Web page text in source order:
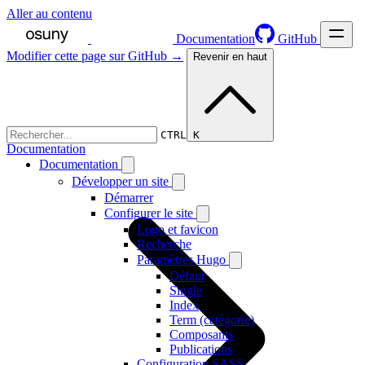
Aller au contenu
Documentation
GitHub
CTRL K
Documentation
Développer un site
Démarrer
Configurer le site
Logo et favicon
Recherche
Paramètres Hugo
Défaut
Single
Index
Term (catégorie)
Composants
Publications
Modifier cette page sur GitHub → Revenir en haut
Documentation